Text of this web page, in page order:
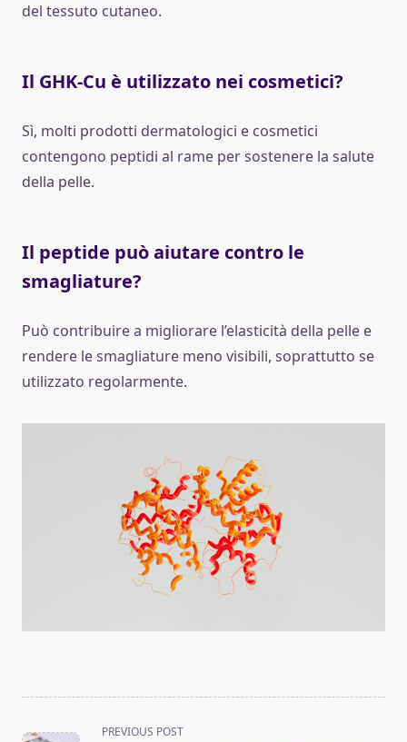
del tessuto cutaneo.
Il GHK-Cu è utilizzato nei cosmetici?
Sì, molti prodotti dermatologici e cosmetici
contengono peptidi al rame per sostenere la salute
della pelle.
Il peptide può aiutare contro le
smagliature?
Può contribuire a migliorare l’elasticità della pelle e
rendere le smagliature meno visibili, soprattutto se
utilizzato regolarmente.
<span
PREVIOUS POST